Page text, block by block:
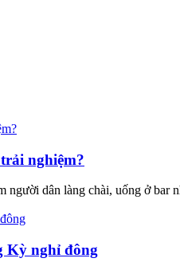
nghiệm?
người dân làng chài, uống ở
Kỳ nghỉ đông